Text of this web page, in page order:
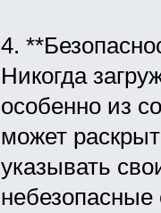
4.
Никогда
особенно из
может
указывать
небезопасные